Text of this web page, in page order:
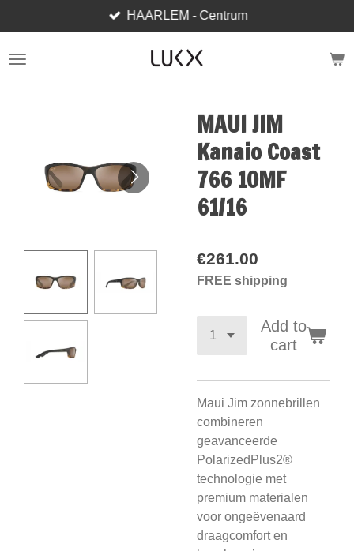
to
main
HAARLEM - Centrum
MAUI JIM
Kanaio Coast
766 10MF
61/16
€261.00
FREE shipping
Add to
cart
Maui Jim zonnebrillen
combineren
geavanceerde
PolarizedPlus2®
technologie met
premium materialen
voor ongeëvenaard
draagcomfort en